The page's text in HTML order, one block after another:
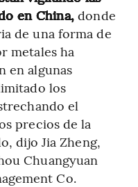
en China,donde
de una forma de
metales ha
en algunas
los
el
precios de la
dijo Jia Zheng,
Chuangyuan
Co.